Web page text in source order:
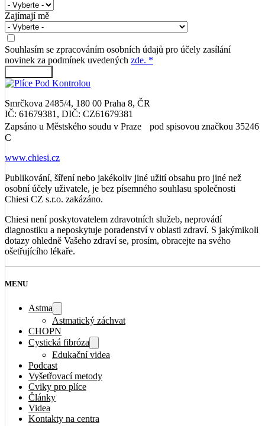
Zajímají mě
Souhlasím se zpracováním osobních údajů pro účely zasílání
novinek za podmínek uvedených zde. *
Smrčkova 2485/4, 180 00 Praha 8, ČR
IČ: 61679381, DIČ: CZ61679381
Zapsáno u Městského soudu v Praze pod spisovou značkou 35246
C
www.chiesi.cz
Publikování, šíření nebo jakékoliv jiné užití obsahu pro jiné než
osobní účely uživatele, je bez písemného souhlasu společnosti
Chiesi CZ s.r.o. zakázáno.
Chiesi není poskytovatelem zdravotních služeb, neprovádí
diagnostiku a neposkytuje poradenství v oblasti zdraví. S jakýmikoli
dotazy ohledně Vašeho zdraví se, prosím, obracejte na svého
ošetřujícího lékaře.
MENU
Astma
Astmatický záchvat
CHOPN
Cystická fibróza
Edukační videa
Podcast
Vyšetřovací metody
Cviky pro plíce
Články
Videa
Kontakty na centra